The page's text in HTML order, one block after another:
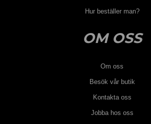
Hur beställer man?
OM OSS
Om oss
Besök vår butik
Kontakta oss
Jobba hos oss